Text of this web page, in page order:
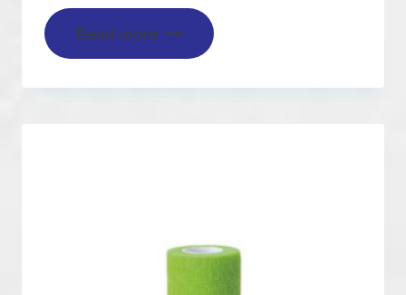
Read more